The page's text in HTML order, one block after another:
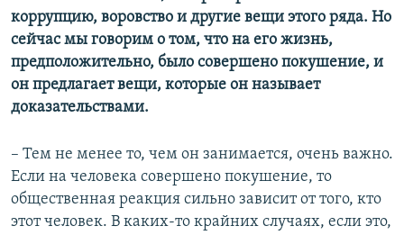
коррупцию, воровство и другие вещи этого ряда. Но
сейчас мы говорим о том, что на его жизнь,
предположительно, было совершено покушение, и
он предлагает вещи, которые он называет
доказательствами.
– Тем не менее то, чем он занимается, очень важно.
Если на человека совершено покушение, то
общественная реакция сильно зависит от того, кто
этот человек. В каких-то крайних случаях, если это,